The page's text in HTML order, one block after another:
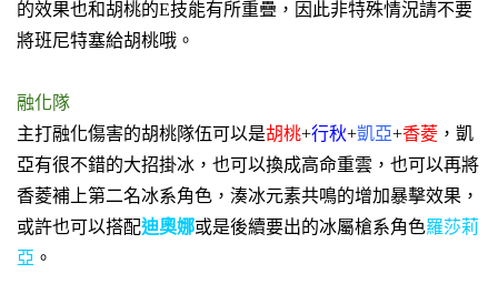
的效果也和胡桃的E技能有所重疊，因此非特殊情況請不要
將班尼特塞給胡桃哦。
融化隊
主打融化傷害的胡桃隊伍可以是胡桃+行秋+凱亞+香菱 ，凱
亞有很不錯的大招掛冰，也可以換成高命重雲 ，也可以再將
香菱補上第二名冰系角色，湊冰元素共鳴的增加暴擊效果，
或許也可以搭配迪奧娜或是後續要出的冰屬槍系角色羅莎莉
亞 。